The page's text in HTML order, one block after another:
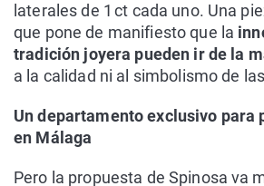
laterales de 1 ct cada uno. Una
que pone de manifiesto que la
tradición joyera pueden ir de la
a la calidad ni al simbolismo de
Un departamento exclusivo para
en Málaga
Pero la propuesta de Spinosa va